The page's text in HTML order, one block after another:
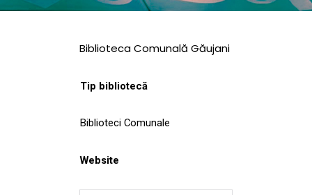
COLECȚII
CULTURALE
NOUTĂȚI
Biblioteca Comunală Găujani
Tip bibliotecă
Biblioteci Comunale
Website